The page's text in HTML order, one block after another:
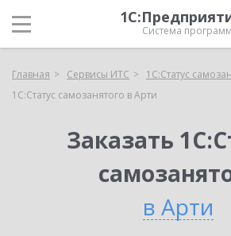
Система программ
Главная Сервисы ИТС
1С:Статус
1С:Статус самозанятого в Арти
Заказать
в Арти